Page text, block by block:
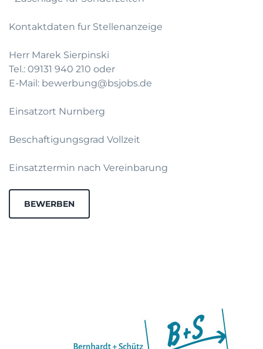
Kontaktdaten fur Stellenanzeige
Herr Marek Sierpinski
Tel.: 09131 940 210 oder
E-Mail: bewerbung@bsjobs.de
Einsatzort Nurnberg
Beschaftigungsgrad Vollzeit
Einsatztermin nach Vereinbarung
BEWERBEN